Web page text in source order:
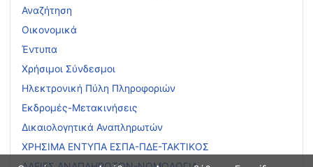
Αναζήτηση
Οικονομικά
Έντυπα
Χρήσιμοι Σύνδεσμοι
Ηλεκτρονική Πύλη Πληροφοριών
Εκδρομές-Μετακινήσεις
Δικαιολογητικά Αναπληρωτών
ΧΡΗΣΙΜΑ ΕΝΤΥΠΑ ΕΣΠΑ-ΠΔΕ-ΤΑΚΤΙΚΟΣ